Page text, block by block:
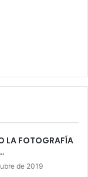
LA FOTOGRAFÍA
de 2019